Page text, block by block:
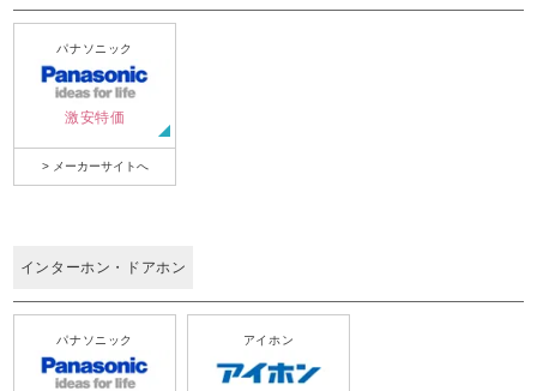
パナソニック
激安特価
> メーカーサイトへ
インターホン・ドアホン
パナソニック アイホン